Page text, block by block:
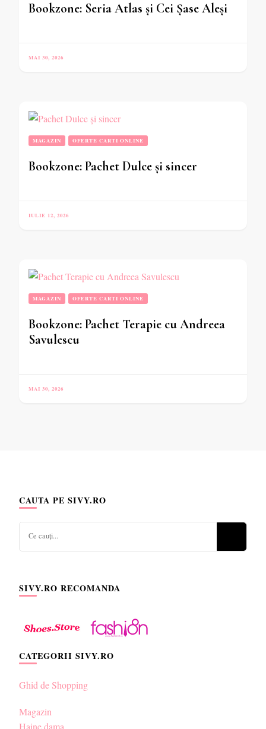
Bookzone: Seria Atlas și Cei Șase Aleși
MAI 30, 2026
MAGAZIN OFERTE CARTI ONLINE
Bookzone: Pachet Dulce și sincer
IULIE 12, 2026
MAGAZIN OFERTE CARTI ONLINE
Bookzone: Pachet Terapie cu Andreea
Savulescu
MAI 30, 2026
CAUTA PE SIVY.RO
SIVY.RO RECOMANDA
CATEGORII SIVY.RO
Ghid de Shopping
Magazin